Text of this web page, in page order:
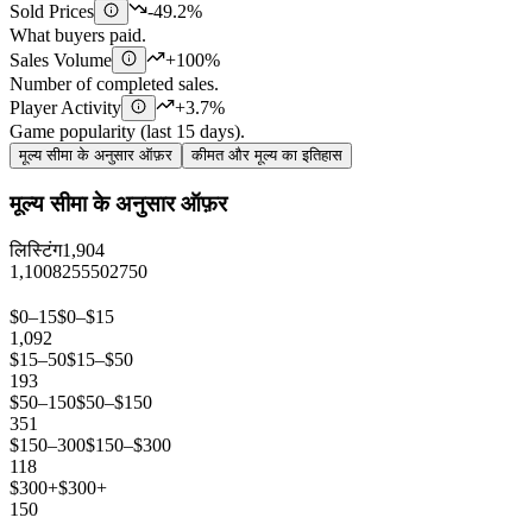
Sold Prices
-49.2%
What buyers paid.
Sales Volume
+100%
Number of completed sales.
Player Activity
+3.7%
Game popularity (last 15 days).
मूल्य सीमा के अनुसार ऑफ़र कीमत और मूल्य का इतिहास
मूल्य सीमा के अनुसार ऑफ़र
लिस्टिंग1,904
1,1008255502750
$0–15$0–$15
1,092
$15–50$15–$50
193
$50–150$50–$150
351
$150–300$150–$300
118
$300+$300+
150